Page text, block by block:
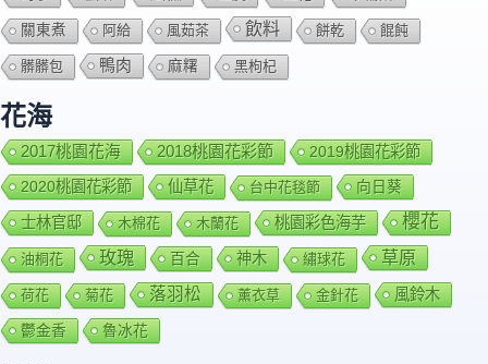
關東煮 阿給 風茹茶 飲料 餅乾 餛飩
髒髒包 鴨肉 麻糬 黑枸杞
花海
2017桃園花海 2018桃園花彩節
2019桃園花彩節
2020桃園花彩節
仙草花 台中花毯節 向日葵
士林官邸 木棉花 木蘭花 桃園彩色海芋 櫻花
油桐花 玫瑰 百合 神木 繡球花 草原
荷花 菊花 落羽松 薰衣草 金針花 風鈴木
鬱金香 魯冰花